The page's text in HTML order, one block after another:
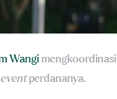
Wangi mengkoordinasi
eventperdananya.